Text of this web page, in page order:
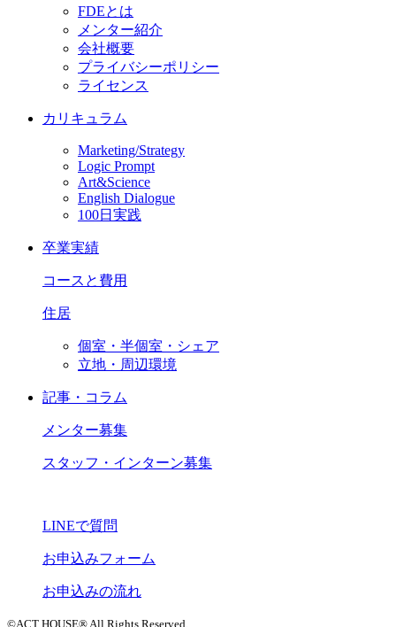
FDEとは
メンター紹介
会社概要
プライバシーポリシー
ライセンス
カリキュラム
Marketing/Strategy
Logic Prompt
Art&Science
English Dialogue
100日実践
卒業実績
コースと費用
住居
個室・半個室・シェア
立地・周辺環境
記事・コラム
メンター募集
スタッフ・インターン募集
LINEで質問
お申込みフォーム
お申込みの流れ
©ACT HOUSE® All Rights Reserved.